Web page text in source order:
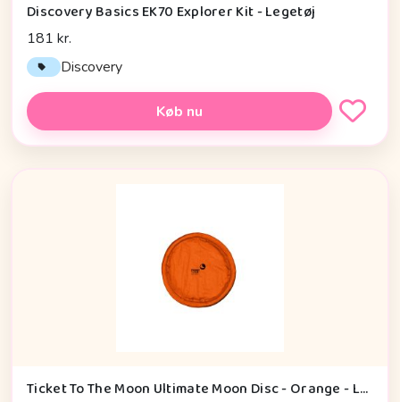
Discovery Basics EK70 Explorer Kit - Legetøj
181 kr.
Discovery
Køb nu
Ticket To The Moon Ultimate Moon Disc - Orange - Legetøj